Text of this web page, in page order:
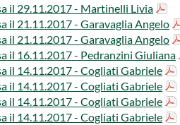
il 29​​.11.2017 - Martinelli Livia​​
il 21.11.2017 - Garavaglia Angelo​​​
il 21.11.2017 - Garavaglia Angelo
il 16.11.2017 - Pedranzini Giuliana
il 14.11.2017 - ​​​​​​Cogliati Gabriele​​​
il 14.11.2017 - ​​​​​​Cogliati Gabriele​​
il 14.11.2017 - ​​​​​​Cogliati Gabriele​
il 14.11.2017 - ​​​​​​Cogliati Gabriele